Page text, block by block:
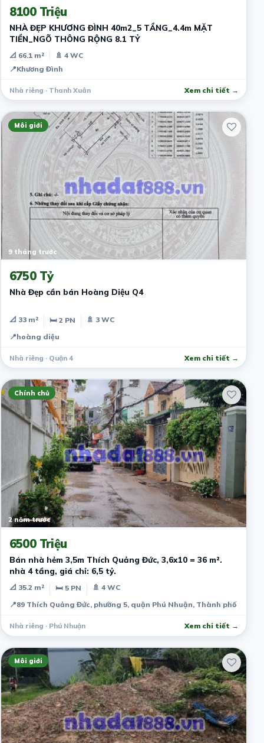
8100 Triệu
NHÀ ĐẸP KHƯƠNG ĐÌNH 40m2_5 TẦNG_4.4m MẶT
TIỀN_NGÕ THÔNG RỘNG 8.1 TỶ
📐 66.1 m²
🚿 4 WC
📍Khương Đình
Nhà riêng · Thanh Xuân Xem chi tiết →
Môi giới
9 tháng trước
6750 Tỷ
Nhà Đẹp cần bán Hoàng Diệu Q4
📐 33 m² 🛏 2 PN
🚿 3 WC
📍hoàng diệu
Nhà riêng · Quận 4 Xem chi tiết →
Chính chủ
2 năm trước
6500 Triệu
Bán nhà hẻm 3,5m Thích Quảng Đức, 3,6x10 = 36 m².
nhà 4 tầng, giá chỉ: 6,5 tỷ.
📐 35.2 m² 🛏 5 PN
🚿 4 WC
📍89 Thích Quảng Đức, phường 5, quận Phú Nhuận, Thành phố Hồ
Nhà riêng · Phú Nhuận Xem chi tiết →
Môi giới